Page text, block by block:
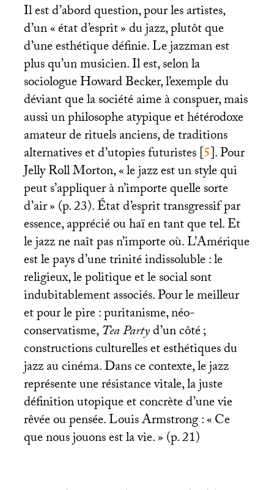
Il est d’abord question, pour les artistes,
d’un «état d’esprit» du jazz, plutôt que
d’une esthétique définie. Le jazzman est
plus qu’un musicien. Il est, selon la
sociologue Howard Becker, l’exemple du
déviant que la société aime à conspuer, mais
aussi un philosophe atypique et hétérodoxe
amateur de rituels anciens, de traditions
alternatives et d’utopies futuristes[5]. Pour
Jelly Roll Morton, «le jazz est un style qui
peut s’appliquer à n’importe quelle sorte
d’air» (p. 23). État d’esprit transgressif par
essence, apprécié ou haï en tant que tel. Et
le jazz ne naît pas n’importe où. L’Amérique
est le pays d’une trinité indissoluble : le
religieux, le politique et le social sont
indubitablement associés. Pour le meilleur
et pour le pire : puritanisme, néo-
conservatisme,Tea Partyd’un côté;
constructions culturelles et esthétiques du
jazz au cinéma. Dans ce contexte, le jazz
représente une résistance vitale, la juste
définition utopique et concrète d’une vie
rêvée ou pensée. Louis Armstrong : «Ce
que nous jouons est la vie.» (p. 21)